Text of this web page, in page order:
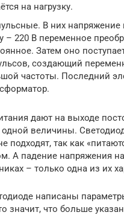
на нагрузку.
В них напряжение
– 220 В переменное
Затем оно
создающий
частоты. Последний
дают на выходе
одной величины.
подходят, так как
А падение напряжения на
– только одна из их
написаны
значит, что больше